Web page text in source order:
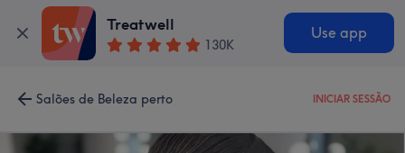
Treatwell
130K
Use app
Salões de Beleza perto INICIAR SESSÃO